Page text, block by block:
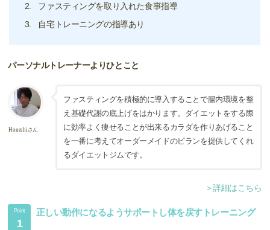
ファスティングを取り入れた食事指導
自宅トレーニングの指導あり
パーソナルトレーナーよりひとこと
Honeshiさん
ファスティングを積極的に導入することで腸内環境を整
え基礎代謝の底上げをはかります。ダイエットをする際
に効率よく痩せることが出来るカラダを作りあげること
を一番に考えてオーダーメイドのピランを提供してくれ
るダイエットジムです。
＞詳細はこちら
Point
1
正しい動作になるようサポートし体を戻すトレーニング